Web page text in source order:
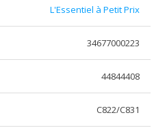
L'Essentiel à Petit Prix
34677000223
44844408
C822/C831